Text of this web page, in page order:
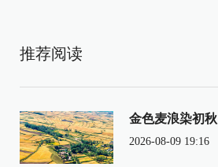
推荐阅读
金色麦浪染初秋
2026-08-09 19:16